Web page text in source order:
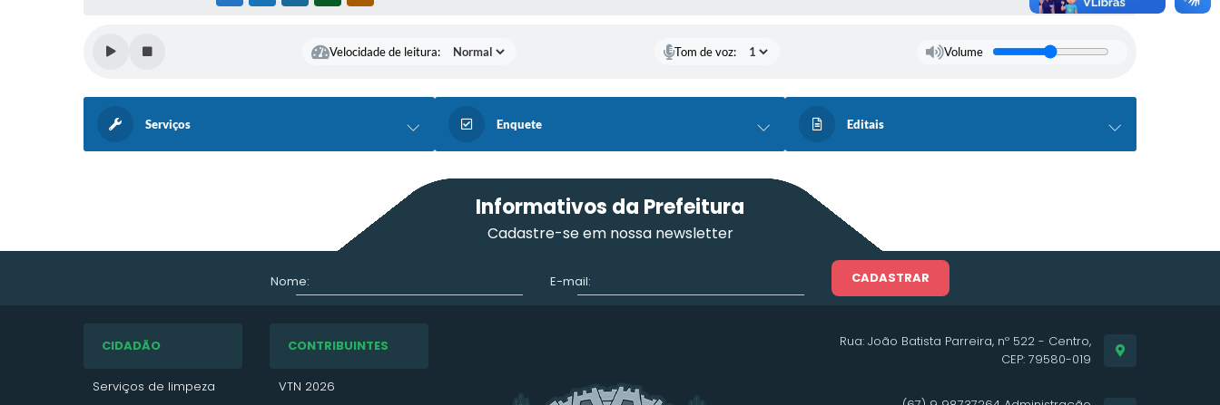
Velocidade de leitura: Tom de voz: Volume
Serviços Enquete Editais
Informativos da Prefeitura
Cadastre-se em nossa newsletter
Nome: E-mail: CADASTRAR
CIDADÃO
Serviços de limpeza
CONTRIBUINTES
VTN 2026
Rua: João Batista Parreira, nº 522 - Centro,
CEP: 79580-019